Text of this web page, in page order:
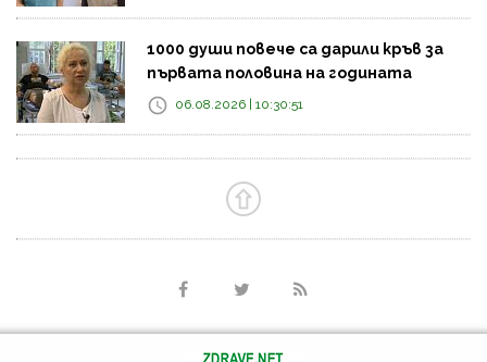
1000 души повече са дарили кръв за
първата половина на годината
06.08.2026 | 10:30:51